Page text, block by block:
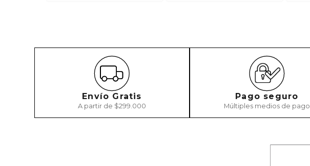
Envío Gratis
A partir de $299.000
Pago seguro
Múltiples medios de pago